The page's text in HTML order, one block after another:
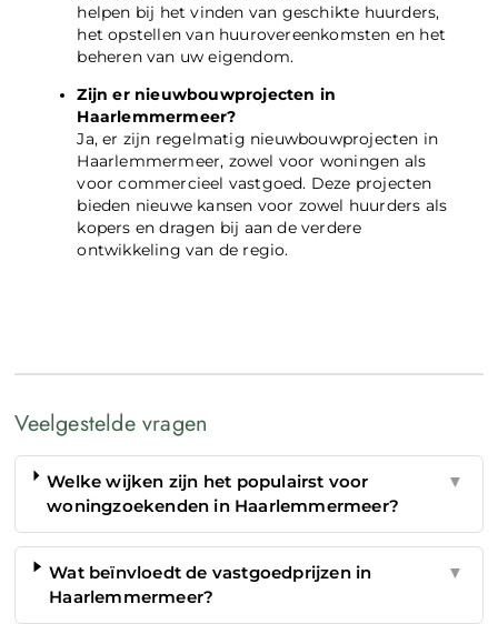
helpen bij het vinden van geschikte huurders,
het opstellen van huurovereenkomsten en het
beheren van uw eigendom.
Zijn er nieuwbouwprojecten in
Haarlemmermeer?
Ja, er zijn regelmatig nieuwbouwprojecten in
Haarlemmermeer, zowel voor woningen als
voor commercieel vastgoed. Deze projecten
bieden nieuwe kansen voor zowel huurders als
kopers en dragen bij aan de verdere
ontwikkeling van de regio.
Veelgestelde vragen
Welke wijken zijn het populairst voor
woningzoekenden in Haarlemmermeer?
▼
Wat beïnvloedt de vastgoedprijzen in
Haarlemmermeer?
▼